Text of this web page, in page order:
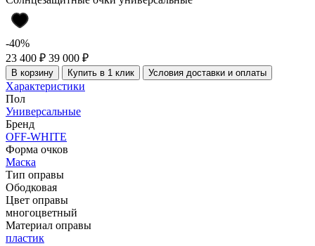
-40%
23 400 ₽ 39 000 ₽
В корзину Купить в 1 клик Условия доставки и оплаты
Характеристики
Пол
Универсальные
Бренд
OFF-WHITE
Форма очков
Маска
Тип оправы
Ободковая
Цвет оправы
многоцветный
Материал оправы
пластик